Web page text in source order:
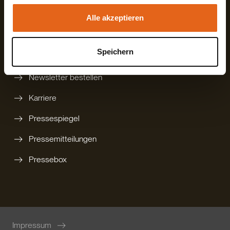
Alle akzeptieren
Speichern
gedruckten Katalog bestellen
Technikbroschüre
Newsletter bestellen
Karriere
Pressespiegel
Pressemitteilungen
Pressebox
Impressum